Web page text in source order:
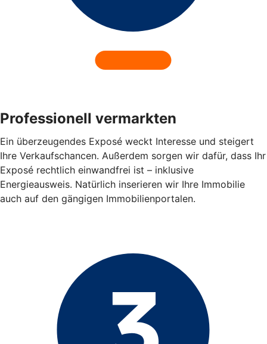
Professionell vermarkten
Ein überzeugendes Exposé weckt Interesse und steigert
Ihre Verkaufschancen. Außerdem sorgen wir dafür, dass Ihr
Exposé rechtlich einwandfrei ist – inklusive
Energieausweis. Natürlich inserieren wir Ihre Immobilie
auch auf den gängigen Immobilienportalen.